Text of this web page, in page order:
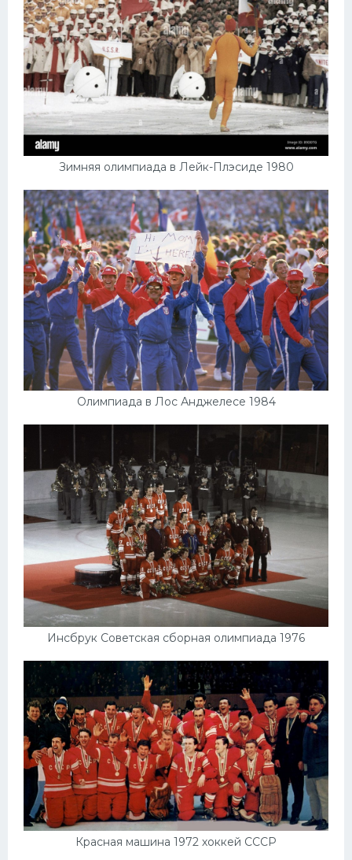
Зимняя олимпиада в Лейк-Плэсиде 1980
Олимпиада в Лос Анджелесе 1984
Инсбрук Советская сборная олимпиада 1976
Красная машина 1972 хоккей СССР